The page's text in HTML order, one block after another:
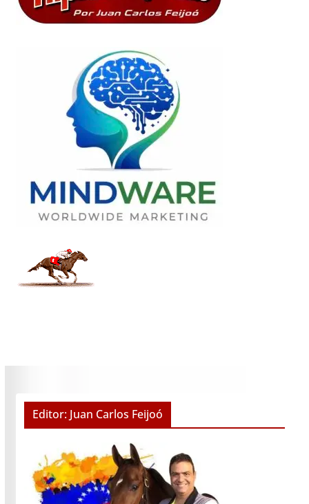
Editor: Juan Carlos Feijoó